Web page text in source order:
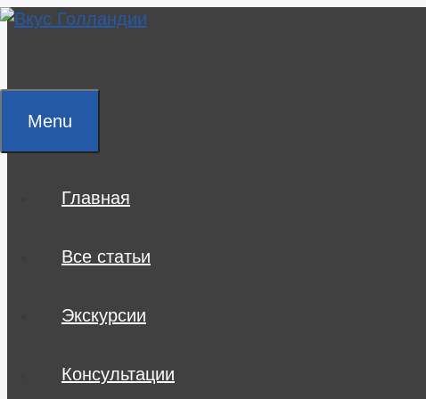
Skip
Menu
Главная
Все статьи
Экскурсии
Консультации